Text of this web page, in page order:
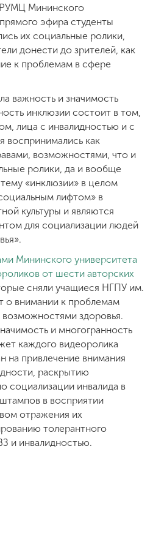
РУМЦ Мининского
эфира студенты
их социальные ролики,
донести до зрителей, как
к проблемам в сфере
важность и значимость
инклюзии состоит в том,
лица с инвалидностью и с
воспринимались как
возможностями, что и
ролики, да и вообще
«инклюзии» в целом
лифтом» в
культуры и являются
для социализации людей
Мининского университета
от шести авторских
сняли учащиеся НГПУ им.
о внимании к проблемам
здоровья.
и многогранность
каждого видеоролика
на привлечение внимания
раскрытию
социализации инвалида в
в восприятии
отражения их
толерантного
и инвалидностью.